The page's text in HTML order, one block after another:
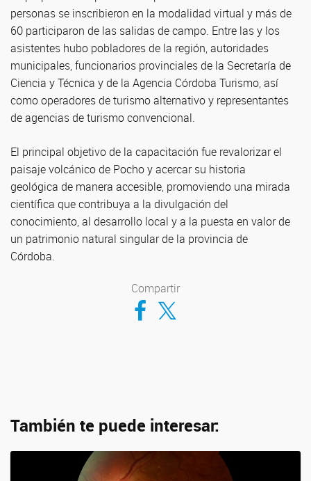
personas se inscribieron en la modalidad virtual y más de
60 participaron de las salidas de campo. Entre las y los
asistentes hubo pobladores de la región, autoridades
municipales, funcionarios provinciales de la Secretaría de
Ciencia y Técnica y de la Agencia Córdoba Turismo, así
como operadores de turismo alternativo y representantes
de agencias de turismo convencional.
El principal objetivo de la capacitación fue revalorizar el
paisaje volcánico de Pocho y acercar su historia
geológica de manera accesible, promoviendo una mirada
científica que contribuya a la divulgación del
conocimiento, al desarrollo local y a la puesta en valor de
un patrimonio natural singular de la provincia de
Córdoba.
Compartir
Compartir en Facebook
Compartir en Twitter
También te puede interesar: